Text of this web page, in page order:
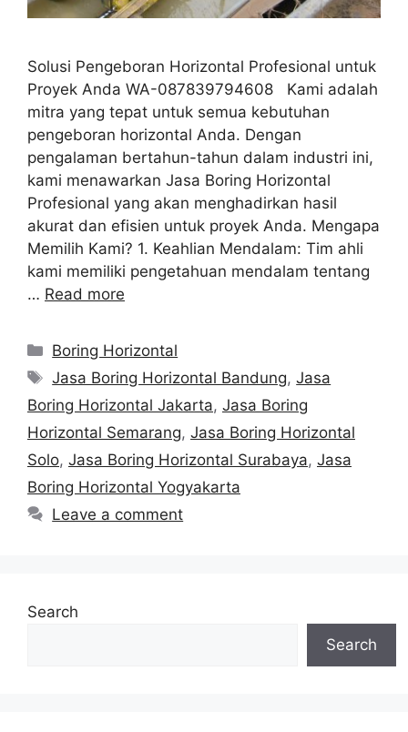
Solusi Pengeboran Horizontal Profesional untuk
Proyek Anda WA-087839794608 Kami adalah
mitra yang tepat untuk semua kebutuhan
pengeboran horizontal Anda. Dengan
pengalaman bertahun-tahun dalam industri ini,
kami menawarkan Jasa Boring Horizontal
Profesional yang akan menghadirkan hasil
akurat dan efisien untuk proyek Anda. Mengapa
Memilih Kami? 1. Keahlian Mendalam: Tim ahli
kami memiliki pengetahuan mendalam tentang
… Read more
Categories
Boring Horizontal
Tags
Jasa Boring Horizontal Bandung,Jasa
Boring Horizontal Jakarta, Jasa Boring
Horizontal Semarang, Jasa Boring Horizontal
Solo, Jasa Boring Horizontal Surabaya, Jasa
Boring Horizontal Yogyakarta
Leave a comment
Search
Search